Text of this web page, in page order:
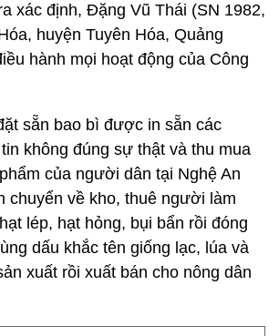
xác định, Đặng Vũ Thái (SN 1982,
huyện Tuyên Hóa, Quảng
hành mọi hoạt động của Công
sẵn bao bì được in sẵn các
không đúng sự thật và thu mua
của người dân tại Nghệ An
chuyển về kho, thuê người làm
lép, hạt hỏng, bụi bẩn rồi đóng
dấu khắc tên giống lạc, lúa và
xuất rồi xuất bán cho nông dân